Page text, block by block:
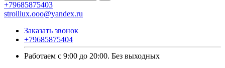
+79685875403
stroiliux.ooo@yandex.ru
Заказать звонок
+79685875404
Работаем с 9:00 до 20:00. Без выходных